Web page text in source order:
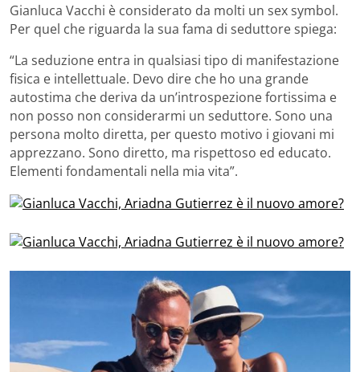
Gianluca Vacchi è considerato da molti un sex symbol.
Per quel che riguarda la sua fama di seduttore spiega:
“La seduzione entra in qualsiasi tipo di manifestazione
fisica e intellettuale. Devo dire che ho una grande
autostima che deriva da un’introspezione fortissima e
non posso non considerarmi un seduttore. Sono una
persona molto diretta, per questo motivo i giovani mi
apprezzano. Sono diretto, ma rispettoso ed educato.
Elementi fondamentali nella mia vita”.